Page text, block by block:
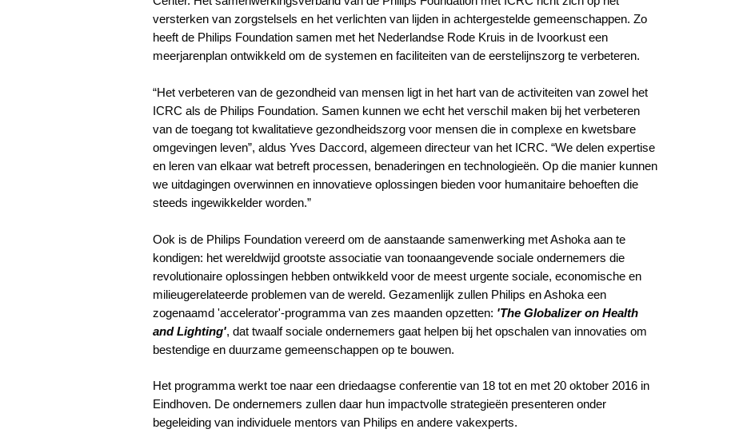
versterken van zorgstelsels en het verlichten van lijden in achtergestelde gemeenschappen. Zo
heeft de Philips Foundation samen met het Nederlandse Rode Kruis in de Ivoorkust een
meerjarenplan ontwikkeld om de systemen en faciliteiten van de eerstelijnszorg te verbeteren.
“Het verbeteren van de gezondheid van mensen ligt in het hart van de activiteiten van zowel het
ICRC als de Philips Foundation. Samen kunnen we echt het verschil maken bij het verbeteren
van de toegang tot kwalitatieve gezondheidszorg voor mensen die in complexe en kwetsbare
omgevingen leven”, aldus Yves Daccord, algemeen directeur van het ICRC. “We delen expertise
en leren van elkaar wat betreft processen, benaderingen en technologieën. Op die manier kunnen
we uitdagingen overwinnen en innovatieve oplossingen bieden voor humanitaire behoeften die
steeds ingewikkelder worden.”
Ook is de Philips Foundation vereerd om de aanstaande samenwerking met Ashoka aan te
kondigen: het wereldwijd grootste associatie van toonaangevende sociale ondernemers die
revolutionaire oplossingen hebben ontwikkeld voor de meest urgente sociale, economische en
milieugerelateerde problemen van de wereld. Gezamenlijk zullen Philips en Ashoka een
zogenaamd 'accelerator'-programma van zes maanden opzetten: 'The Globalizer on Health
and Lighting', dat twaalf sociale ondernemers gaat helpen bij het opschalen van innovaties om
bestendige en duurzame gemeenschappen op te bouwen.
Het programma werkt toe naar een driedaagse conferentie van 18 tot en met 20 oktober 2016 in
Eindhoven. De ondernemers zullen daar hun impactvolle strategieën presenteren onder
begeleiding van individuele mentors van Philips en andere vakexperts.